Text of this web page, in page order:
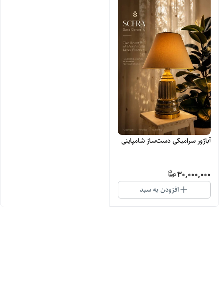
آباژور سرامیکی دست‌ساز شامپاینی
30,000,000
افزودن به سبد